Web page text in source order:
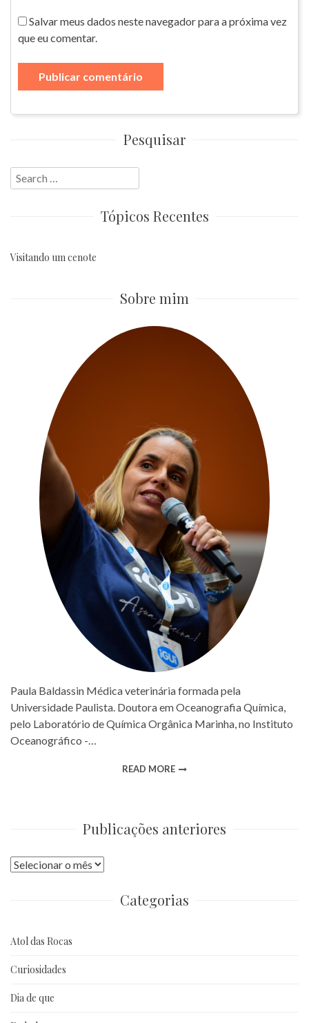
Salvar meus dados neste navegador para a próxima vez
que eu comentar.
Pesquisar
Search
for:
Tópicos Recentes
Visitando um cenote
Sobre mim
Paula Baldassin Médica veterinária formada pela
Universidade Paulista. Doutora em Oceanografia Química,
pelo Laboratório de Química Orgânica Marinha, no Instituto
Oceanográfico -…
READ MORE
Publicações anteriores
Publicações
Categorias
Atol das Rocas
Curiosidades
Dia de que